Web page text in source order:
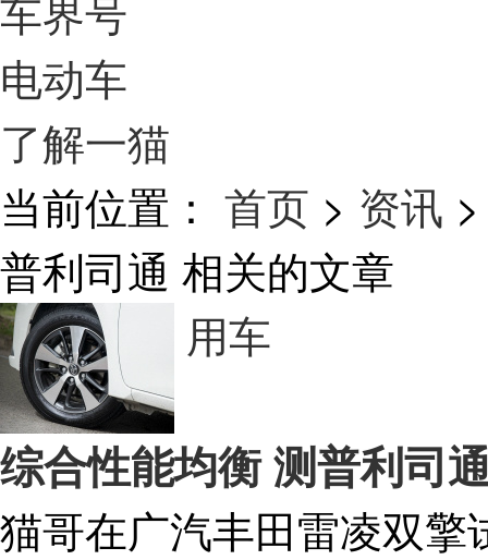
电动车
了解一猫
当前位置： 首页 > 资讯 >
普利司通 相关的文章
用车
综合性能均衡 测普利司
猫哥在广汽丰田雷凌双